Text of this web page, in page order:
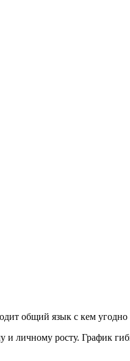
общий язык с кем угодно
личному росту. График